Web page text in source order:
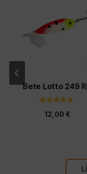
Bete Lotto 249
5:stä
12,00€
muunnelma.
tehdä
valinnat
tuotteen